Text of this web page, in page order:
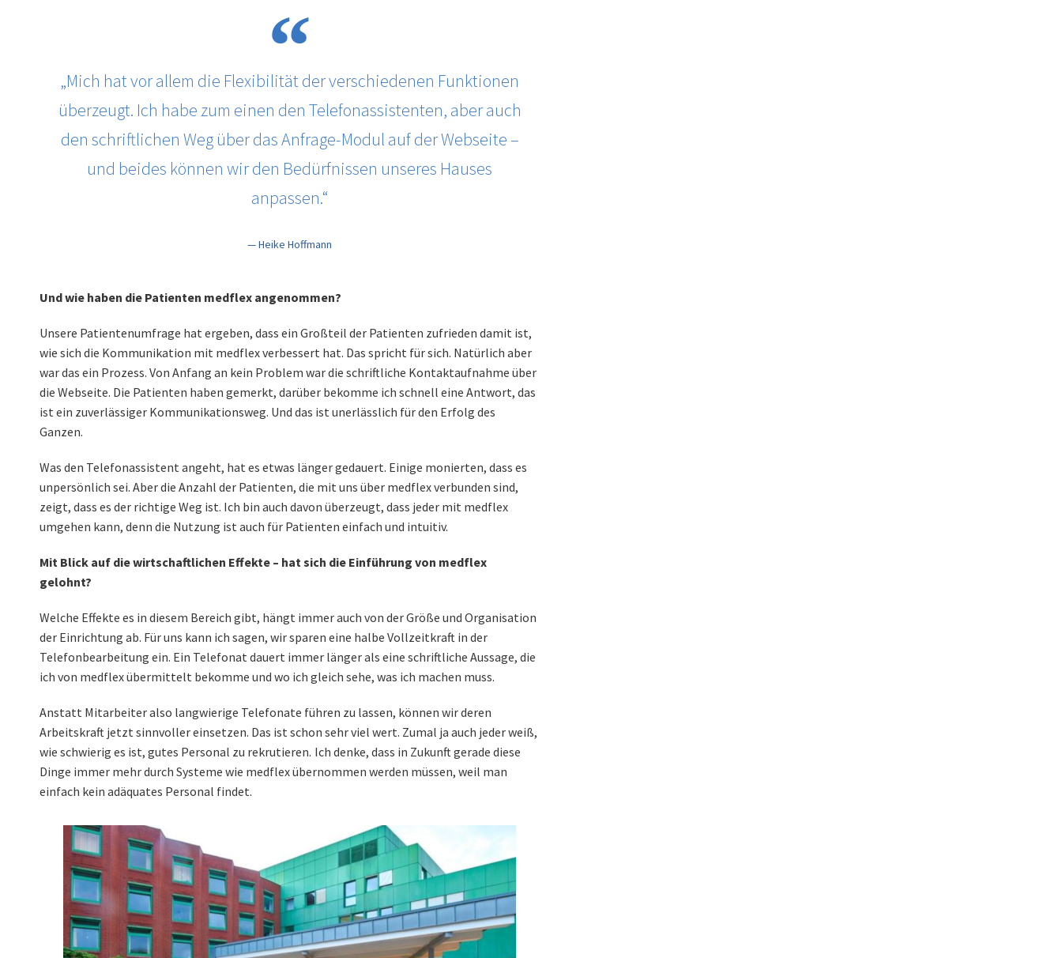
„Mich hat vor allem die Flexibilität der verschiedenen Funktionen
überzeugt. Ich habe zum einen den Telefonassistenten, aber auch
den schriftlichen Weg über das Anfrage-Modul auf der Webseite –
und beides können wir den Bedürfnissen unseres Hauses
anpassen.“
— Heike Hoffmann
Und wie haben die Patienten medflex angenommen?
Unsere Patientenumfrage hat ergeben, dass ein Großteil der Patienten zufrieden damit ist,
wie sich die Kommunikation mit medflex verbessert hat. Das spricht für sich. Natürlich aber
war das ein Prozess. Von Anfang an kein Problem war die schriftliche Kontaktaufnahme über
die Webseite. Die Patienten haben gemerkt, darüber bekomme ich schnell eine Antwort, das
ist ein zuverlässiger Kommunikationsweg. Und das ist unerlässlich für den Erfolg des
Ganzen.
Was den Telefonassistent angeht, hat es etwas länger gedauert. Einige monierten, dass es
unpersönlich sei. Aber die Anzahl der Patienten, die mit uns über medflex verbunden sind,
zeigt, dass es der richtige Weg ist. Ich bin auch davon überzeugt, dass jeder mit medflex
umgehen kann, denn die Nutzung ist auch für Patienten einfach und intuitiv.
Mit Blick auf die wirtschaftlichen Effekte – hat sich die Einführung von medflex
gelohnt?
Welche Effekte es in diesem Bereich gibt, hängt immer auch von der Größe und Organisation
der Einrichtung ab. Für uns kann ich sagen, wir sparen eine halbe Vollzeitkraft in der
Telefonbearbeitung ein. Ein Telefonat dauert immer länger als eine schriftliche Aussage, die
ich von medflex übermittelt bekomme und wo ich gleich sehe, was ich machen muss.
Anstatt Mitarbeiter also langwierige Telefonate führen zu lassen, können wir deren
Arbeitskraft jetzt sinnvoller einsetzen. Das ist schon sehr viel wert. Zumal ja auch jeder weiß,
wie schwierig es ist, gutes Personal zu rekrutieren. Ich denke, dass in Zukunft gerade diese
Dinge immer mehr durch Systeme wie medflex übernommen werden müssen, weil man
einfach kein adäquates Personal findet.